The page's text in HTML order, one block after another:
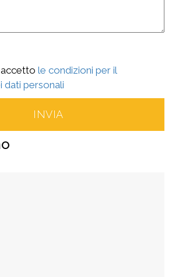
le condizioni per il
personali